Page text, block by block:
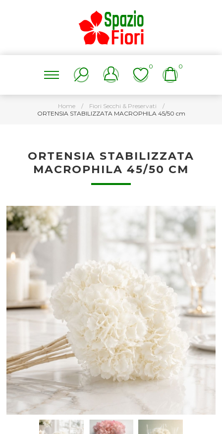
0 0
Home / Fiori Secchi & Preservati
/
ORTENSIA STABILIZZATA MACROPHILA 45/50 cm
ORTENSIA STABILIZZATA
MACROPHILA 45/50 CM